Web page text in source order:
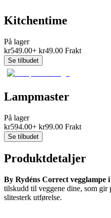
Kitchentime
På lager
kr549.00+ kr49.00 Frakt
Se tilbudet
Lampmaster
På lager
kr594.00+ kr99.00 Frakt
Se tilbudet
Produktdetaljer
By Rydéns Correct vegglampe
tilskudd til veggene dine, som
slitesterk utførelse.